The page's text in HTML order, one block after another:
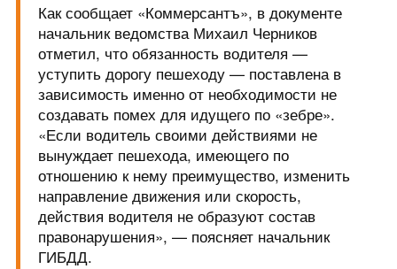
Как сообщает «Коммерсантъ», в документе
начальник ведомства Михаил Черников
отметил, что обязанность водителя —
уступить дорогу пешеходу — поставлена в
зависимость именно от необходимости не
создавать помех для идущего по «зебре».
«Если водитель своими действиями не
вынуждает пешехода, имеющего по
отношению к нему преимущество, изменить
направление движения или скорость,
действия водителя не образуют состав
правонарушения», — поясняет начальник
ГИБДД.